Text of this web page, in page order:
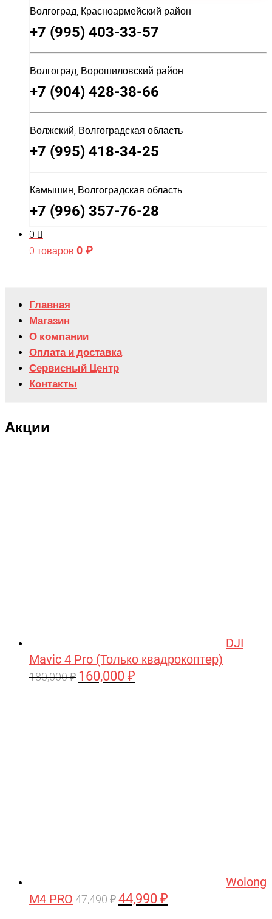
Волгоград, Красноармейский район
+7 (995) 403-33-57
Волгоград, Ворошиловский район
+7 (904) 428-38-66
Волжский, Волгоградская область
+7 (995) 418-34-25
Камышин, Волгоградская область
+7 (996) 357-76-28
0
0 товаров 0 ₽
Главная
Магазин
О компании
Оплата и доставка
Сервисный Центр
Контакты
Акции
DJI
Mavic 4 Pro (Только квадрокоптер)
180,000₽ Первоначальная
160,000 ₽
Wolong
M4 PRO 47,490₽ Первоначальная
44,990 ₽